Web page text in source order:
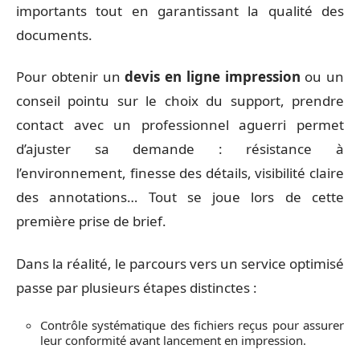
importants tout en garantissant la qualité des
documents.
Pour obtenir undevis en ligne impression ou un
conseil pointu sur le choix du support, prendre
contact avec un professionnel aguerri permet
d’ajuster sa demande : résistance à
l’environnement, finesse des détails, visibilité claire
des annotations… Tout se joue lors de cette
première prise de brief.
Dans la réalité, le parcours vers un service optimisé
passe par plusieurs étapes distinctes :
Contrôle systématique des fichiers reçus pour assurer
leur conformité avant lancement en impression.